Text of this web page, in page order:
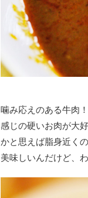
噛み応えのある牛肉
感じの硬いお肉が大好
かと思えば脂身近く
美味しいんだけど、